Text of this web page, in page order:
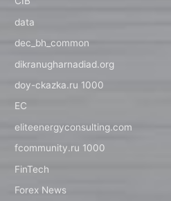
data
dec_bh_common
dikranugharnadiad.org
doy-ckazka.ru 1000
EC
eliteenergyconsulting.com
fcommunity.ru 1000
FinTech
Forex News